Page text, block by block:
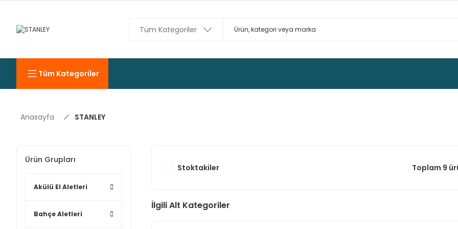
Tüm Kategoriler
Anasayfa STANLEY
Ürün Grupları
Akülü El Aletleri
Bahçe Aletleri
Stoktakiler Toplam 9
İlgili Alt Kategoriler